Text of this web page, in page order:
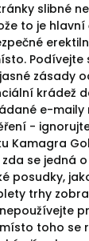
slibné
to je hlavní
Podívejte
zásady
krádež
e-
-
Kamagra
se jedná
posudky,
trhy
toho se